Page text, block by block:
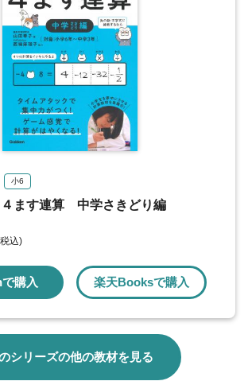
る計算③ p.42
る計算④ p.44
る計算⑤ p.46
る計算⑥ p.48
算 p.50
p.51
数を使った計算をさきどり！
計算① p.54
計算② p.56
計算③ p.58
計算⑤ p.62
小6
４ます連算 中学さきどり編
込)
購入 楽天Booksで購入
シリーズの他の教材を見る